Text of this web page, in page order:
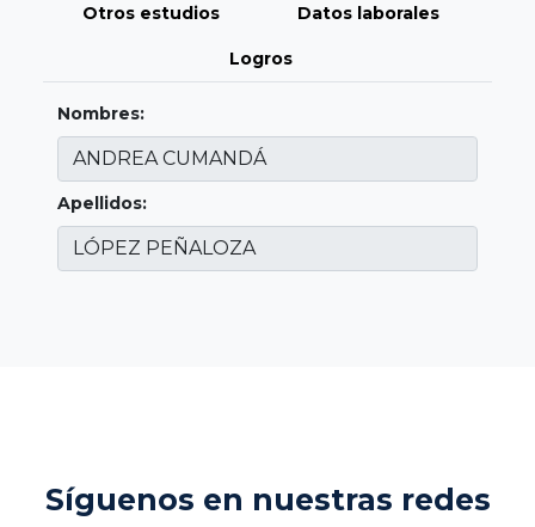
Otros estudios Datos laborales
Logros
Nombres:
Apellidos:
Síguenos en nuestras redes